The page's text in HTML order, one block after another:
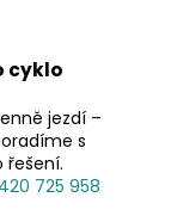
cyklo
jezdí –
s
řešení.
725 958